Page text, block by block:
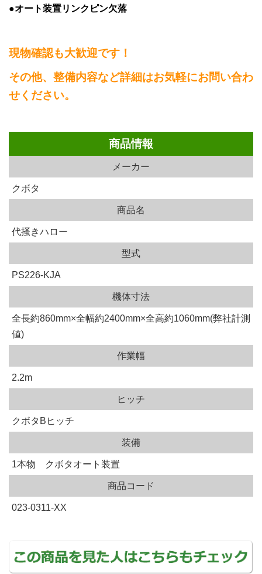
●オート装置リンクピン欠落
現物確認も大歓迎です！
その他、整備内容など詳細はお気軽にお問い合わ
せください。
商品情報
メーカー
クボタ
商品名
代掻きハロー
型式
PS226-KJA
機体寸法
全長約860mm×全幅約2400mm×全高約1060mm(弊社計測
値)
作業幅
2.2m
ヒッチ
クボタBヒッチ
装備
1本物 クボタオート装置
商品コード
023-0311-XX